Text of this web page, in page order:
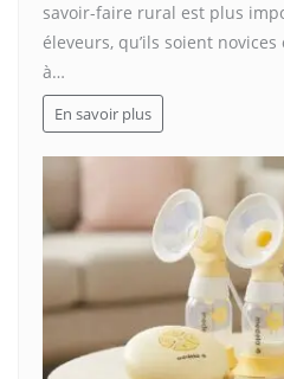
savoir-faire rural est plus
éleveurs, qu’ils soient
à…
En savoir plus